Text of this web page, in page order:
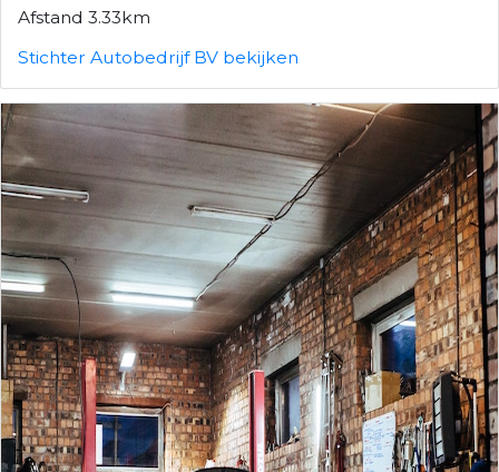
Afstand 3.33km
Stichter Autobedrijf BV bekijken